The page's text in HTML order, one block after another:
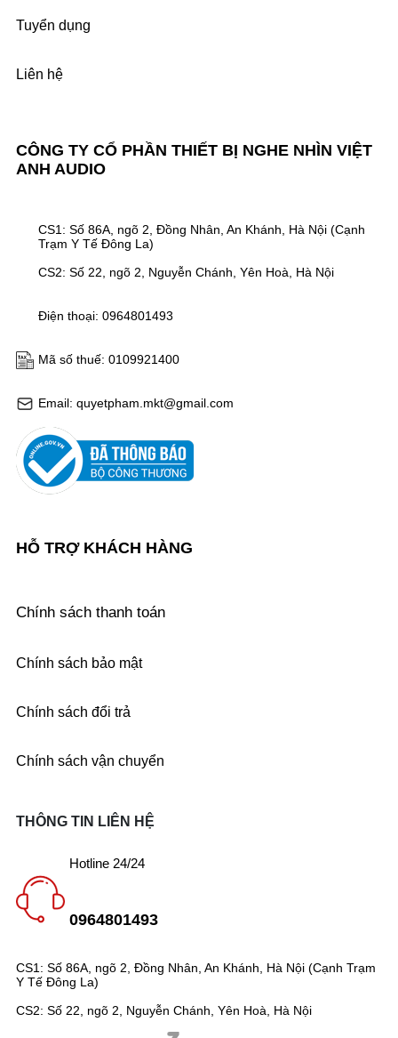
CÔNG TY CỔ PHẦN THIẾT BỊ NGHE NHÌN VIỆT
ANH AUDIO
Email: quyetpham.mkt@gmail.com
Mã số thuế: 0109921400
Điện thoại: 0964801493
CS1: Số 86A, ngõ 2, Đồng Nhân, An Khánh, Hà Nội (Cạnh
Trạm Y Tế Đông La)
CS2: Số 22, ngõ 2, Nguyễn Chánh, Yên Hoà, Hà Nội
Tuyển dụng
Liên hệ
HỖ TRỢ KHÁCH HÀNG
Chính sách thanh toán
Chính sách bảo mật
Chính sách đổi trả
Chính sách vận chuyển
CS1: Số 86A, ngõ 2, Đồng Nhân, An Khánh, Hà Nội (Cạnh Trạm
Y Tế Đông La)
CS2: Số 22, ngõ 2, Nguyễn Chánh, Yên Hoà, Hà Nội
THÔNG TIN LIÊN HỆ
Hotline 24/24
0964801493